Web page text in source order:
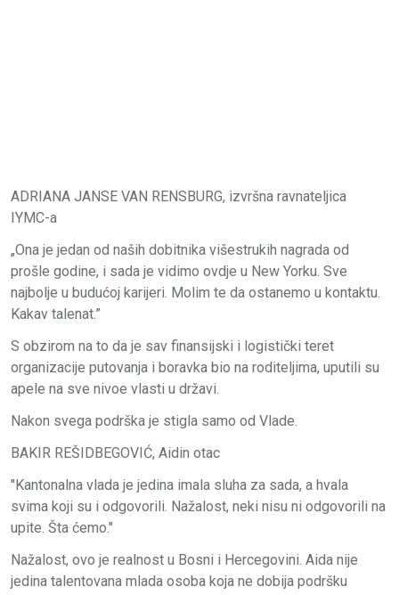
ADRIANA JANSE VAN RENSBURG, izvršna ravnateljica
IYMC-a
„Ona je jedan od naših dobitnika višestrukih nagrada od
prošle godine, i sada je vidimo ovdje u New Yorku. Sve
najbolje u budućoj karijeri. Molim te da ostanemo u kontaktu.
Kakav talenat.”
S obzirom na to da je sav finansijski i logistički teret
organizacije putovanja i boravka bio na roditeljima, uputili su
apele na sve nivoe vlasti u državi.
Nakon svega podrška je stigla samo od Vlade.
BAKIR REŠIDBEGOVIĆ, Aidin otac
"Kantonalna vlada je jedina imala sluha za sada, a hvala
svima koji su i odgovorili. Nažalost, neki nisu ni odgovorili na
upite. Šta ćemo."
Nažalost, ovo je realnost u Bosni i Hercegovini. Aida nije
jedina talentovana mlada osoba koja ne dobija podršku